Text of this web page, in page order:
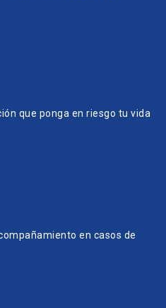
que ponga en riesgo tu vida
en casos de